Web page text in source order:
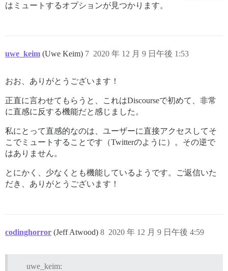
はミュートするオプションが見つかります。
uwe_keim (Uwe Keim) 2020 年 12 月 9 日午後 1:53
7
おお、ありがとうございます！
正直に言わせてもらうと、これはDiscourseで初めて、非常
に直感に反する機能だと感じました。
私にとって直感的なのは、ユーザーに直接アクセスしてそ
こでミュートすることです（Twitterのように）。その逆で
はありません。
とにかく、少なくとも機能しているようです。ご返信いた
だき、ありがとうございます！
codinghorror (Jeff Atwood) 2020 年 12 月 9 日午後 4:59
8
uwe_keim: